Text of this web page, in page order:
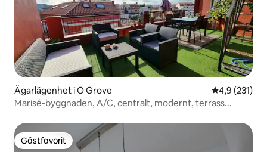
Ägarlägenhet i O Grove 4,9 av 5 i
4,9 (231)
Marisé-byggnaden, A/C, centralt, modernt, terrass...
Gästfavorit
Gästfavorit